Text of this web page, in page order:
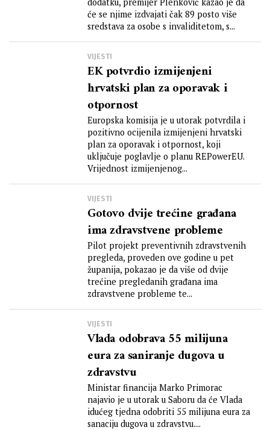
će se njime izdvajati čak 89 posto više
sredstava za osobe s invaliditetom, s...
VIJESTI
EK potvrdio izmijenjeni
hrvatski plan za oporavak i
otpornost
Europska komisija je u utorak potvrdila i
pozitivno ocijenila izmijenjeni hrvatski
plan za oporavak i otpornost, koji
uključuje poglavlje o planu REPowerEU.
Vrijednost izmijenjenog...
VIJESTI
Gotovo dvije trećine građana
ima zdravstvene probleme
Pilot projekt preventivnih zdravstvenih
pregleda, proveden ove godine u pet
županija, pokazao je da više od dvije
trećine pregledanih građana ima
zdravstvene probleme te...
VIJESTI
Vlada odobrava 55 milijuna
eura za saniranje dugova u
zdravstvu
Ministar financija Marko Primorac
najavio je u utorak u Saboru da će Vlada
idućeg tjedna odobriti 55 milijuna eura za
sanaciju dugova u zdravstvu....